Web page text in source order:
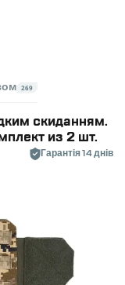
269
скиданням.
из 2 шт.
Гарантія 14 днів